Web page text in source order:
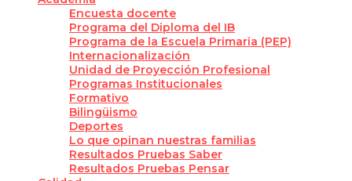
Encuesta docente
Programa del Diploma del IB
Programa de la Escuela Primaria (PEP)
Internacionalización
Unidad de Proyección Profesional
Programas Institucionales
Formativo
Bilingüismo
Deportes
Lo que opinan nuestras familias
Resultados Pruebas Saber
Resultados Pruebas Pensar